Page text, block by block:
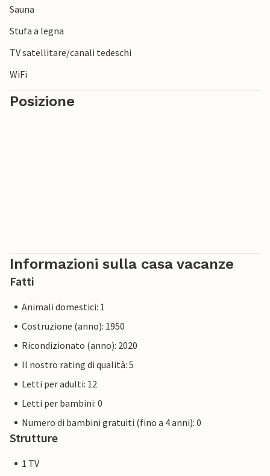
Sauna
Stufa a legna
TV satellitare/canali tedeschi
WiFi
Posizione
Informazioni sulla casa vacanze
Fatti
Animali domestici: 1
Costruzione (anno): 1950
Ricondizionato (anno): 2020
Il nostro rating di qualità: 5
Letti per adulti: 12
Letti per bambini: 0
Numero di bambini gratuiti (fino a 4 anni): 0
Strutture
1 TV